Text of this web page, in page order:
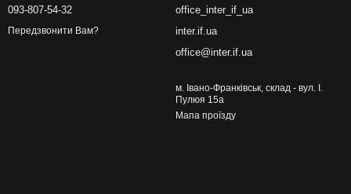
093-807-54-32
Передзвонити Вам?
office_inter_if_ua
inter.if.ua
office@inter.if.ua
м. Івано-Франківськ, склад - вул. І.
Пулюя 15а
Мапа проїзду